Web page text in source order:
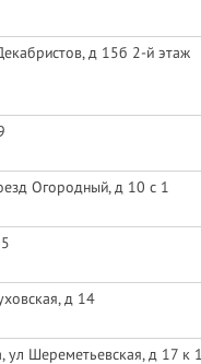
д 15б 2-й этаж
Огородный, д 10 с 1
д 14
Шереметьевская, д 17 к 1